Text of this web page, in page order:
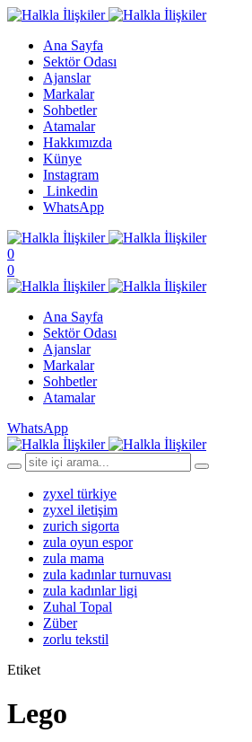
Ana Sayfa
Sektör Odası
Ajanslar
Markalar
Sohbetler
Atamalar
Hakkımızda
Künye
Instagram
Linkedin
WhatsApp
0
0
Ana Sayfa
Sektör Odası
Ajanslar
Markalar
Sohbetler
Atamalar
WhatsApp
zyxel türkiye
zyxel iletişim
zurich sigorta
zula oyun espor
zula mama
zula kadınlar turnuvası
zula kadınlar ligi
Zuhal Topal
Züber
zorlu tekstil
Etiket
Lego